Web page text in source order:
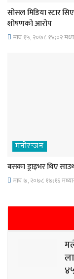
सोसल मिडिया स्टार
शोषणको आरोप
माघ १५, २०७८ १४;०२
मनोरन्जन
बसका ड्राइभर थिए
माघ ७, २०७८ १७;१६